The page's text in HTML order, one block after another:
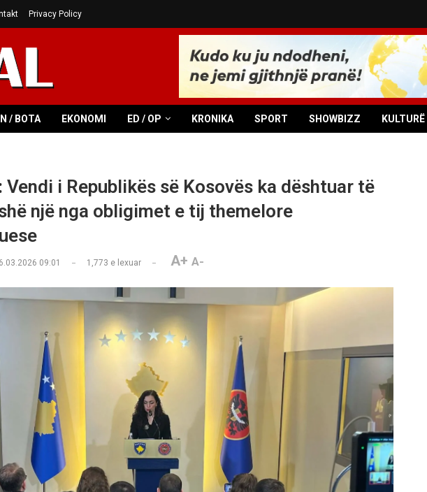
Privacy Policy
/ BOTA EKONOMI ED / OP KRONIKA SPORT SHOWBIZZ KULTURË
Vendi i Republikës së Kosovës ka dështuar të
një nga obligimet e tij themelore
09:01 1,773 e lexuar A+ A-